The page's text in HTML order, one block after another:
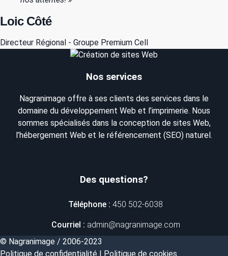
Loic Côté
Directeur Régional - Groupe Premium Cell
Nos services
Nagranimage offre à ses clients des services dans le
domaine du développement Web et l’imprimerie. Nous
sommes spécialisés dans la conception de sites Web,
l’hébergement Web et le référencement (SEO) naturel.
Des questions?
Téléphone : 450 502-6038
Courriel : admin@nagranimage.com
© Nagranimage / 2006-2023
Politique de confidentialité
Politique de cookies